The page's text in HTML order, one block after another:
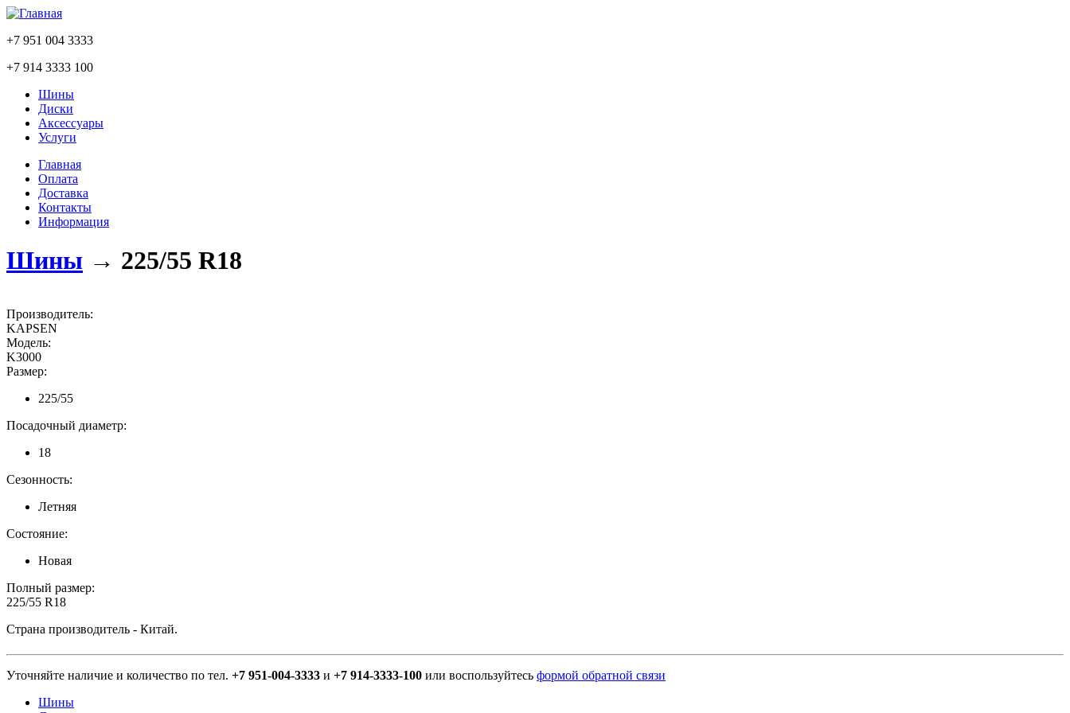
+7 951 004 3333
+7 914 3333 100
Шины
Диски
Аксессуары
Услуги
Главная
Оплата
Доставка
Контакты
Информация
Шины → 225/55 R18
Производитель:
KAPSEN
Модель:
K3000
Размер:
225/55
Посадочный диаметр:
18
Сезонность:
Летняя
Состояние:
Новая
Полный размер:
225/55 R18
Страна производитель - Китай.
Уточняйте наличие и количество по тел. +7 951-004-3333 и +7 914-3333-100 или воспользуйтесь формой обратной связи
Шины